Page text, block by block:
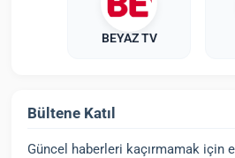
BEYAZ TV
Bültene Katıl
Güncel haberleri kaçırmamak için